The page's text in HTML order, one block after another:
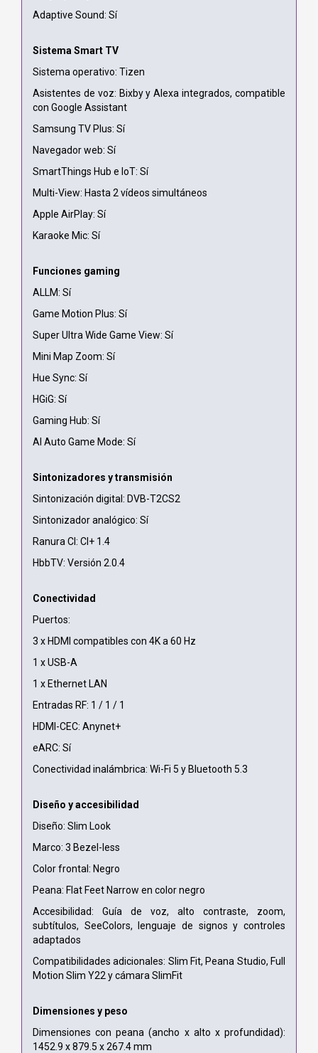
Adaptive Sound: Sí
Sistema Smart TV
Sistema operativo: Tizen
Asistentes de voz: Bixby y Alexa integrados, compatible
con Google Assistant
Samsung TV Plus: Sí
Navegador web: Sí
SmartThings Hub e IoT: Sí
Multi-View: Hasta 2 vídeos simultáneos
Apple AirPlay: Sí
Karaoke Mic: Sí
Funciones gaming
ALLM: Sí
Game Motion Plus: Sí
Super Ultra Wide Game View: Sí
Mini Map Zoom: Sí
Hue Sync: Sí
HGiG: Sí
Gaming Hub: Sí
AI Auto Game Mode: Sí
Sintonizadores y transmisión
Sintonización digital: DVB-T2CS2
Sintonizador analógico: Sí
Ranura CI: CI+ 1.4
HbbTV: Versión 2.0.4
Conectividad
Puertos:
3 x HDMI compatibles con 4K a 60 Hz
1 x USB-A
1 x Ethernet LAN
Entradas RF: 1 / 1 / 1
HDMI-CEC: Anynet+
eARC: Sí
Conectividad inalámbrica: Wi-Fi 5 y Bluetooth 5.3
Diseño y accesibilidad
Diseño: Slim Look
Marco: 3 Bezel-less
Color frontal: Negro
Peana: Flat Feet Narrow en color negro
Accesibilidad: Guía de voz, alto contraste, zoom,
subtítulos, SeeColors, lenguaje de signos y controles
adaptados
Compatibilidades adicionales: Slim Fit, Peana Studio, Full
Motion Slim Y22 y cámara SlimFit
Dimensiones y peso
Dimensiones con peana (ancho x alto x profundidad):
1452.9 x 879.5 x 267.4 mm